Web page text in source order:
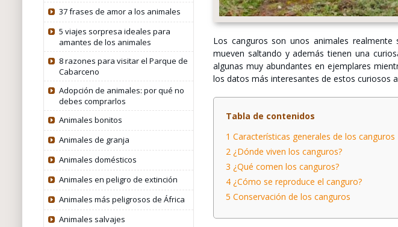
37 frases de amor a los animales
5 viajes sorpresa ideales para
amantes de los animales
8 razones para visitar el Parque de
Cabarceno
Adopción de animales: por qué no
debes comprarlos
Animales bonitos
Animales de granja
Animales domésticos
Animales en peligro de extinción
Animales más peligrosos de África
Animales salvajes
Los canguros son unos animales
mueven saltando y además tienen una
algunas muy abundantes en ejemplares
los datos más interesantes de estos curiosos
Tabla de contenidos
1 Características generales de los canguros
2¿Dónde viven los canguros?
3 ¿Qué comen los canguros?
4¿Cómo se reproduce el canguro?
5 Conservación de los canguros